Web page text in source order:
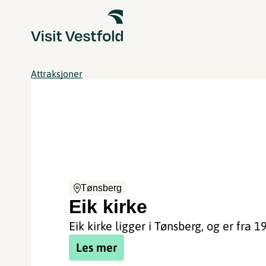
Attraksjoner
Tønsberg
Eik kirke
Eik kirke ligger i Tønsberg, og er fra
Les mer